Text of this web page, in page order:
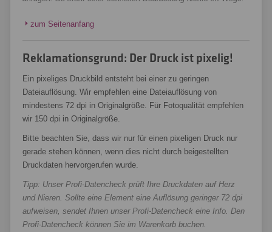
zum Seitenanfang
Reklamationsgrund: Der Druck ist pixelig!
Ein pixeliges Druckbild entsteht bei einer zu geringen
Dateiauflösung. Wir empfehlen eine Dateiauflösung von
mindestens 72 dpi in Originalgröße. Für Fotoqualität empfehlen
wir 150 dpi in Originalgröße.
Bitte beachten Sie, dass wir nur für einen pixeligen Druck nur
gerade stehen können, wenn dies nicht durch beigestellten
Druckdaten hervorgerufen wurde.
Tipp: Unser Profi-Datencheck prüft Ihre Druckdaten auf Herz
und Nieren. Sollte eine Element eine Auflösung geringer 72 dpi
aufweisen, sendet Ihnen unser Profi-Datencheck eine Info. Den
Profi-Datencheck können Sie im Warenkorb buchen.